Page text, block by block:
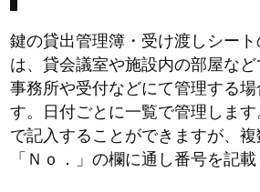
鍵の貸出管理簿・受け渡しシート
は、貸会議室や施設内の部屋な
事務所や受付などにて管理する場
す。日付ごとに一覧で管理しま
で記入することができますが、
「Ｎｏ．」の欄に通し番号を記載